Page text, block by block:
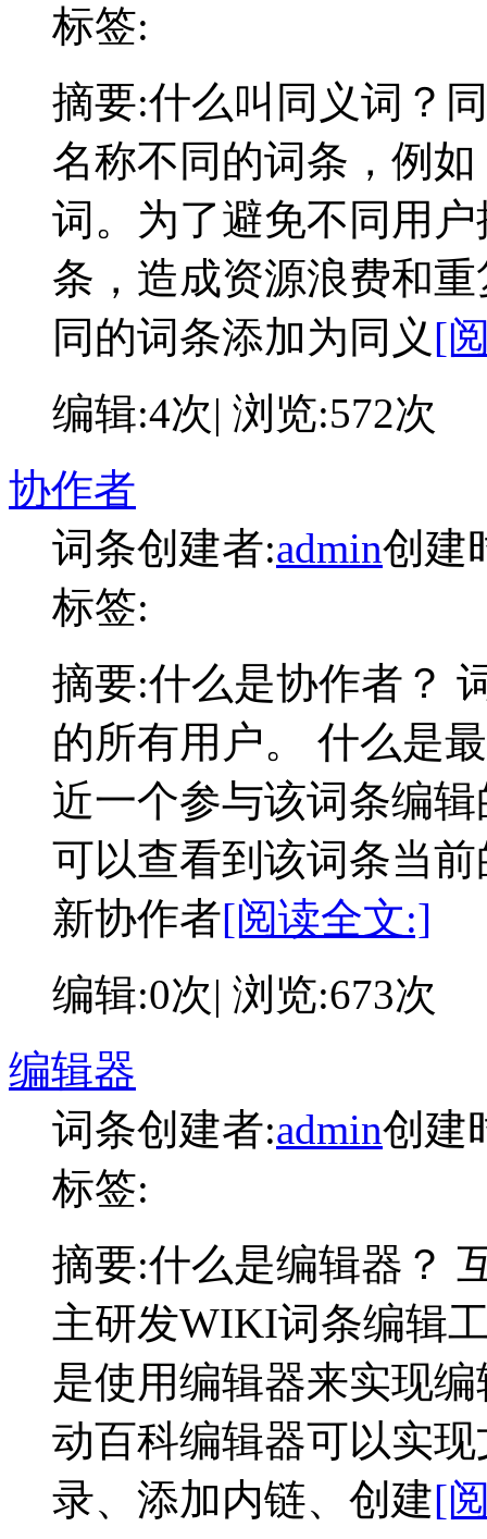
标签:
摘要:什么叫同义词？
名称不同的词条，例如
词。为了避免不同用
条，造成资源浪费和
同的词条添加为同义 [
编辑:4次| 浏览:572次
协作者
词条创建者:admin创建
标签:
摘要:什么是协作者？
的所有用户。 什么是
近一个参与该词条编
可以查看到该词条当
新协作者[阅读全文:]
编辑:0次| 浏览:673次
编辑器
词条创建者:admin创建
标签:
摘要:什么是编辑器？
主研发WIKI词条编辑
是使用编辑器来实现
动百科编辑器可以实
录、添加内链、创建[